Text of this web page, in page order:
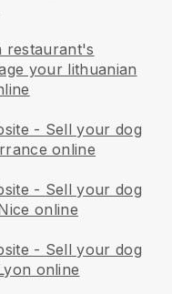
restaurant's
your lithuanian
- Sell your dog
online
- Sell your dog
online
- Sell your dog
online